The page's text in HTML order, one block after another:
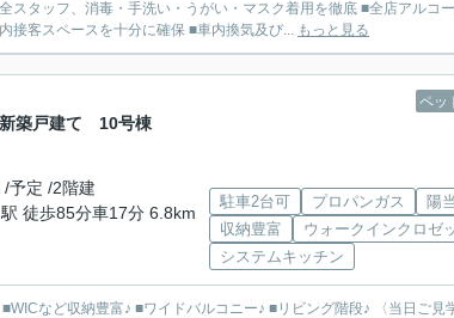
タッフ、消毒・手洗い・うがい・マスク着用を徹底 ■全店アルコー
接客スペースを十分に確保 ■車内換気及び... もっと見る
ペッ
築戸建て 10号棟
予定 /2階建
駅 徒歩85分車17分 6.8km
駐車2台可 プロパンガス
陽
収納豊富
ウォークインクロゼ
システムキッチン
など収納豊富♪ ■ワイドバルコニー♪ ■リビング階段♪ 〈当日ご見